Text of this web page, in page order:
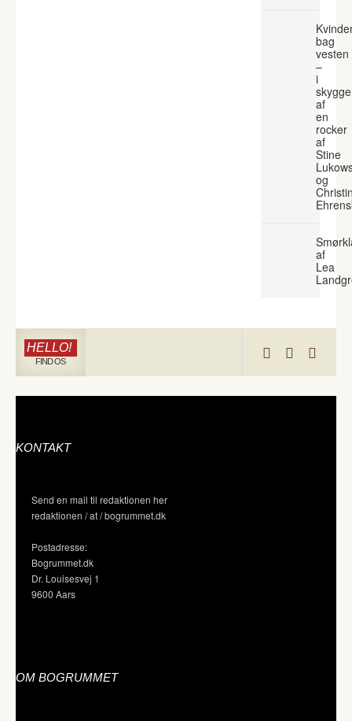
bag
vesten
–
i
af
en
rocker
af
Stine
og
af
Lea
HELLO!
FIND OS
KONTAKT
Send en mail til redaktionen her
redaktionen / at / bogrummet.dk
Postadresse:
Bogrummet.dk
Dr. Louisesvej 1
9600 Aars
OM BOGRUMMET